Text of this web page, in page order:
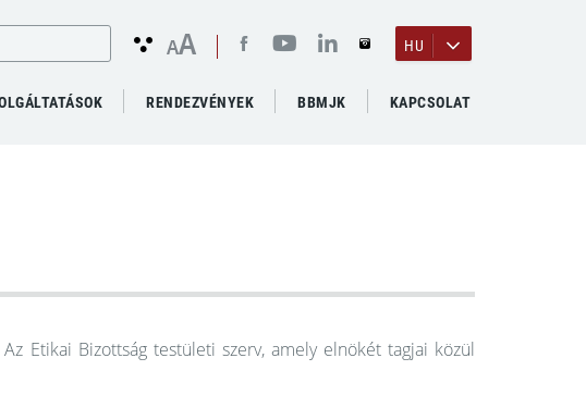
AA HU
RENDEZVÉNYEK BBMJK KAPCSOLAT
Etikai Bizottság testületi szerv, amely elnökét tagjai közül